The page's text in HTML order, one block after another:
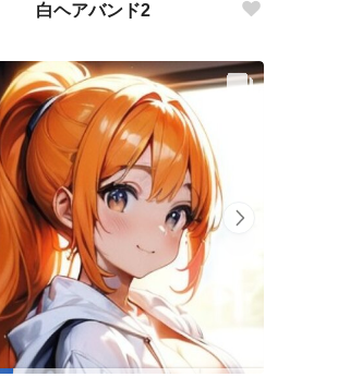
白ヘアバンド2